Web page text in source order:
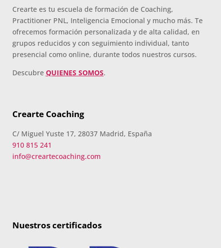
Crearte es tu escuela de formación de Coaching,
Practitioner PNL, Inteligencia Emocional y mucho más. Te
ofrecemos formación personalizada y de alta calidad, en
grupos reducidos y con seguimiento individual, tanto
presencial como online, durante todos nuestros cursos.
Descubre QUIENES SOMOS.
Crearte Coaching
C/ Miguel Yuste 17, 28037 Madrid, España
910 815 241
info@creartecoaching.com
Nuestros certificados